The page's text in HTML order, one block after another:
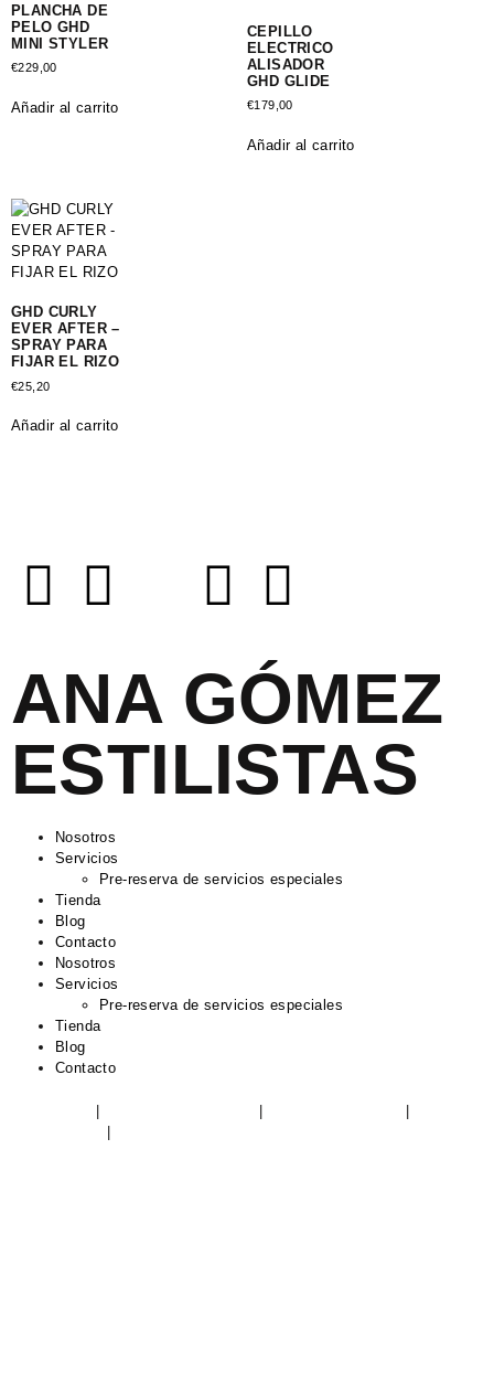
PLANCHA DE
PELO GHD
MINI STYLER
€229,00
Añadir al carrito
CEPILLO
ELECTRICO
ALISADOR
GHD GLIDE
€179,00
Añadir al carrito
GHD CURLY
EVER AFTER –
SPRAY PARA
FIJAR EL RIZO
€25,20
Añadir al carrito
ANA GÓMEZ
ESTILISTAS
Nosotros
Servicios
Pre-reserva de servicios especiales
Tienda
Blog
Contacto
Nosotros
Servicios
Pre-reserva de servicios especiales
Tienda
Blog
Contacto